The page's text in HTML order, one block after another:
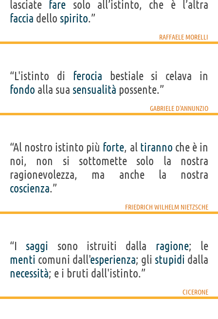
lasciate fare solo all’istinto, che è l’altra
faccia dello spirito.”
RAFFAELE MORELLI
“L'istinto di ferocia bestiale si celava in
fondo alla sua sensualità possente.”
GABRIELE D'ANNUNZIO
“Al nostro istinto più forte, al tiranno che è in
noi, non si sottomette solo la nostra
ragionevolezza, ma anche la nostra
coscienza.”
FRIEDRICH WILHELM NIETZSCHE
“I saggi sono istruiti dalla ragione; le
menti comuni dall'esperienza; gli stupidi dalla
necessità; e i bruti dall'istinto.”
CICERONE